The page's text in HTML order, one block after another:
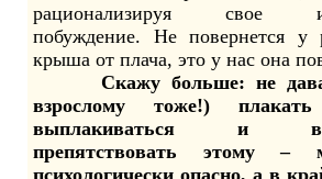
рационализируя свое
побуждение. Не повернется у
крыша от плача, это у нас она
Скажу больше: не
взрослому тоже!)
выплакиваться и
препятствовать этому –
психологически опасно, а в